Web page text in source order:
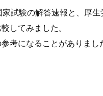
試験の解答速報と、厚生
してみました。
考になることがありまし